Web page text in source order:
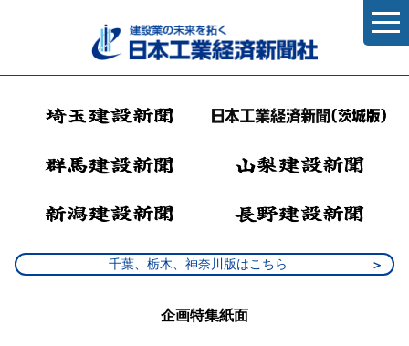
千葉、栃木、神奈川版はこちら
企画特集紙面